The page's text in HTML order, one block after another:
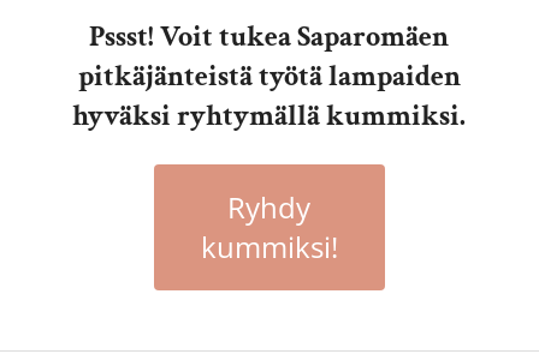
Pssst! Voit tukea Saparomäen
pitkäjänteistä työtä lampaiden
hyväksi ryhtymällä kummiksi.
Ryhdy
kummiksi!